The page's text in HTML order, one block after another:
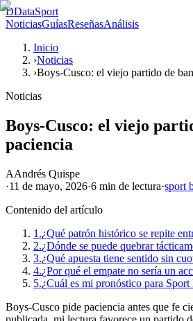
DDataSport
NoticiasGuíasReseñasAnálisis
Inicio
›Noticias
›Boys-Cusco: el viejo partido de
Noticias
Boys-Cusco: el viejo
paciencia
AAndrés Quispe
·11 de mayo, 2026·6 min de lectura·sport
Contenido del artículo
1.¿Qué patrón histórico se repite
2.¿Dónde se puede quebrar
3.¿Qué apuesta tiene sentido sin
4.¿Por qué el empate no sería un
5.¿Cuál es mi pronóstico para
Boys-Cusco pide paciencia antes que fe